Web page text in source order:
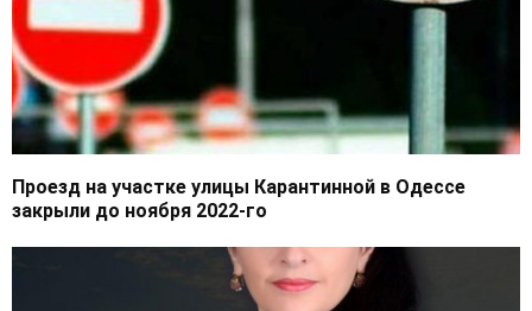
Проезд на участке улицы Карантинной в Одессе
закрыли до ноября 2022-го